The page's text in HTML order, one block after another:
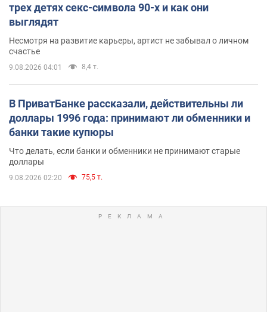
трех детях секс-символа 90-х и как они
выглядят
Несмотря на развитие карьеры, артист не забывал о личном
счастье
9.08.2026 04:01 8,4 т.
В ПриватБанке рассказали, действительны ли
доллары 1996 года: принимают ли обменники и
банки такие купюры
Что делать, если банки и обменники не принимают старые
доллары
9.08.2026 02:20 75,5 т.